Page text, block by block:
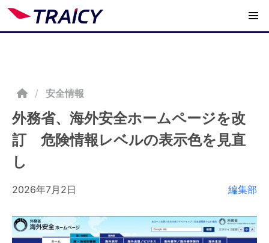
/ 安全情報
外務省、海外安全ホームページを改
訂 危険情報レベルの表示色を見直
し
2026年7月2日 編集部